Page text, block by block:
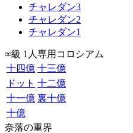
チャレダン3
チャレダン2
チャレダン1
∞級 1人専用コロシアム
十四億 十三億
ドット 十二億
十一億 裏十億
十億
奈落の重界